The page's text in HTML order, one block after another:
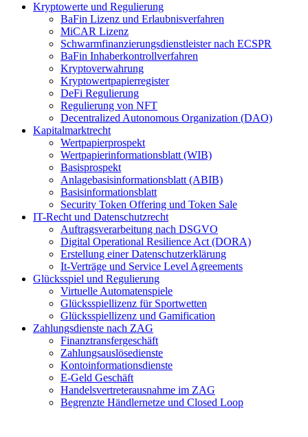
Kryptowerte und Regulierung
BaFin Lizenz und Erlaubnisverfahren
MiCAR Lizenz
Schwarmfinanzierungsdienstleister nach ECSPR
BaFin Inhaberkontrollverfahren
Kryptoverwahrung
Kryptowertpapierregister
DeFi Regulierung
Regulierung von NFT
Decentralized Autonomous Organization (DAO)
Kapitalmarktrecht
Wertpapierprospekt
Wertpapierinformationsblatt (WIB)
Basisprospekt
Anlagebasisinformationsblatt (ABIB)
Basisinformationsblatt
Security Token Offering und Token Sale
IT-Recht und Datenschutzrecht
Auftragsverarbeitung nach DSGVO
Digital Operational Resilience Act (DORA)
Erstellung einer Datenschutzerklärung
It-Verträge und Service Level Agreements
Glücksspiel und Regulierung
Virtuelle Automatenspiele
Glücksspiellizenz für Sportwetten
Glücksspiellizenz und Gamification
Zahlungsdienste nach ZAG
Finanztransfergeschäft
Zahlungsauslösedienste
Kontoinformationsdienste
E-Geld Geschäft
Handelsvertreterausnahme im ZAG
Begrenzte Händlernetze und Closed Loop